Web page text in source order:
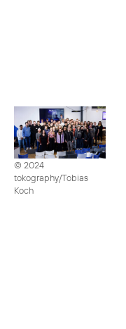
© 2024
tokography/Tobias
Koch